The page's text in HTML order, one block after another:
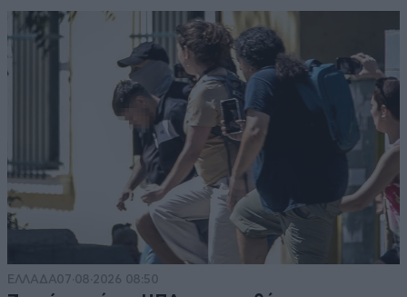
ΕΛΛΑΔΑ07·08·2026 08:50